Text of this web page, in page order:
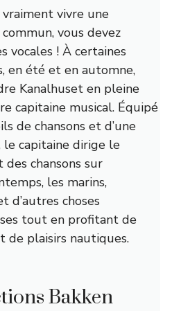
vraiment vivre une
vous devez
vocales ! À certaines
en été et en automne,
Kanalhuset en pleine
capitaine musical. Équipé
de chansons et d’une
capitaine dirige le
chansons sur
les marins,
d’autres choses
tout en profitant de
de plaisirs nautiques.
Bakken